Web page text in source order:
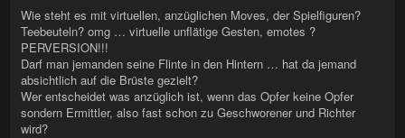
Wie steht es mit virtuellen, anzüglichen Moves, der Spielfiguren?
Teebeuteln? omg … virtuelle unflätige Gesten, emotes ?
PERVERSION!!!
Darf man jemanden seine Flinte in den Hintern … hat da jemand
absichtlich auf die Brüste gezielt?
Wer entscheidet was anzüglich ist, wenn das Opfer keine Opfer
sondern Ermittler, also fast schon zu Geschworener und Richter
wird?